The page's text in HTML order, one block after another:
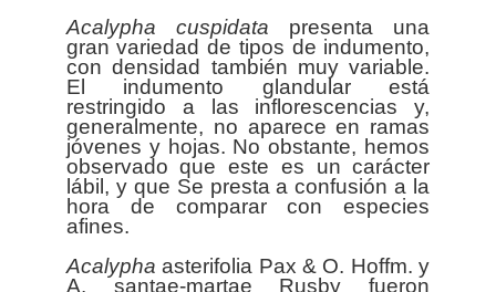
Acalypha cuspidata presenta una
gran variedad de tipos de indumento,
con densidad también muy variable.
El indumento glandular está
restringido a las inflorescencias y,
generalmente, no aparece en ramas
jóvenes y hojas. No obstante, hemos
observado que este es un carácter
lábil, y que Se presta a confusión a la
hora de comparar con especies
afines.
Acalypha asterifolia Pax & O. Hoffm. y
A. santae-martae Rusby fueron